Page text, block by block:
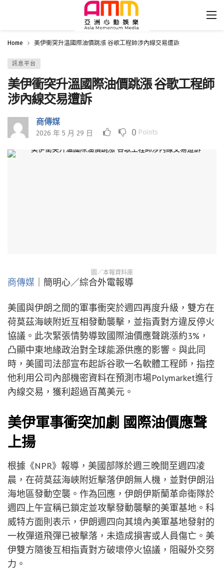
Home 美伊衝突升溫國際油價跳漲 谷歌工程師涉內線交易遭訴
訊息平台
美伊衝突升溫國際油價跳漲 谷歌工程師
涉內線交易遭訴
商傳媒
2026 年 5 月 29 日 0 Points
圖／本報資料庫
商傳媒 ｜簡明心／綜合外電報導
美國與伊朗之間的軍事衝突於週四再度升級，雙方在
荷莫茲海峽附近互相發動襲擊，並指責對方違反停火
協議。此次緊張情勢導致國際油價應聲跳漲約3%，
凸顯中東地緣政治對全球能源供應的影響。與此同
時，美國司法部宣布起訴谷歌一名軟體工程師，指控
他利用公司內部機密資料在預測市場Polymarket進行
內線交易，獲利超過百萬美元。
美伊軍事衝突加劇 國際油價應聲
上揚
根據《NPR》報導，美國部隊於週三晚間至週四凌
晨，在荷莫茲海峽附近擊落伊朗無人機，並對伊朗沿
海地區發動空襲。作為回應，伊朗伊斯蘭革命衛隊於
週四上午宣稱已鎖定並攻擊發動襲擊的美軍基地。科
威特方面則表示，伊朗週四向其境內美軍基地發射的
一枚彈道飛彈已被擊落，未造成損害或人員傷亡。美
伊雙方隨後互相指責對方破壞停火協議，阻礙外交努
力。